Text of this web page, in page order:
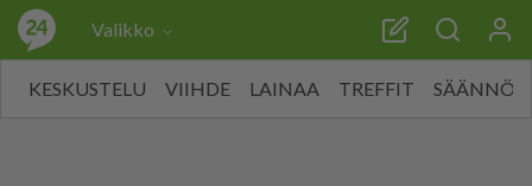
Valikko
KESKUSTELU VIIHDE LAINAA TREFFIT SÄÄNNÖT